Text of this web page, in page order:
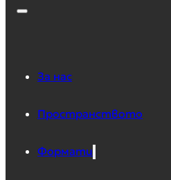
За нас
Пространството
Формати